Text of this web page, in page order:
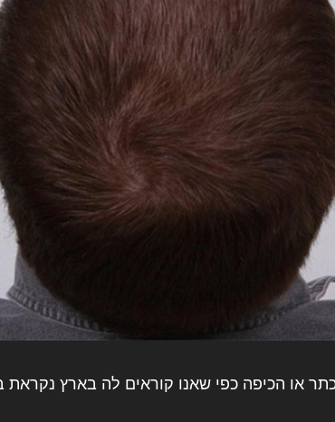
או הכיפה כפי שאנו קוראים לה בארץ